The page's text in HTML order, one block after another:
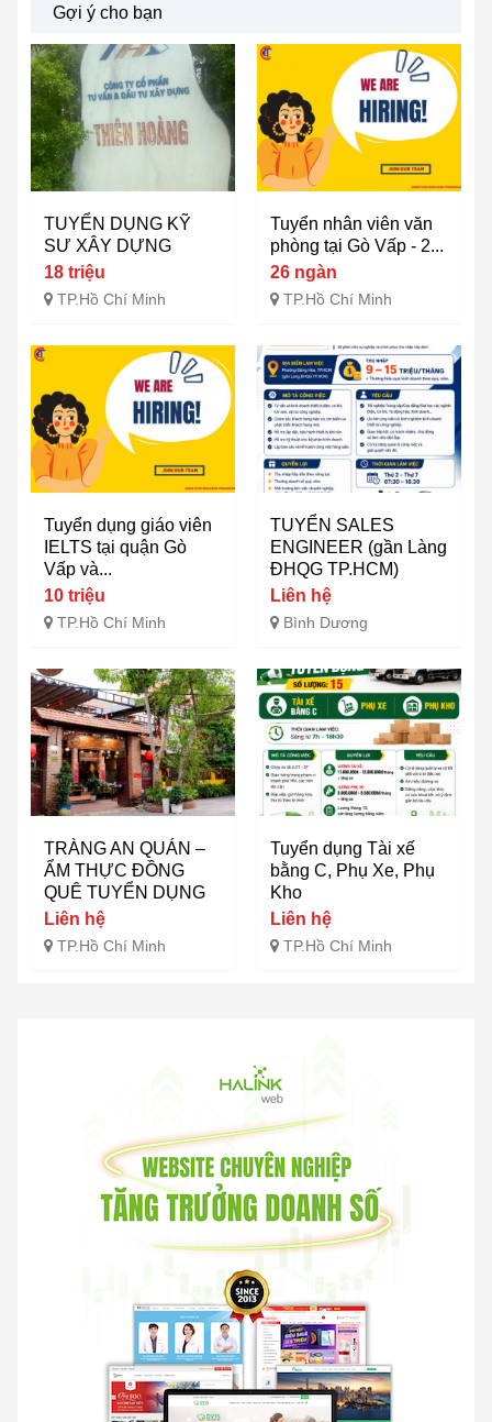
Gợi ý cho bạn
TUYỂN DỤNG KỸ
SƯ XÂY DỰNG
18 triệu
TP.Hồ Chí Minh
Tuyển nhân viên văn
phòng tại Gò Vấp - 2...
26 ngàn
TP.Hồ Chí Minh
Tuyển dụng giáo viên
IELTS tại quận Gò
Vấp và...
10 triệu
TP.Hồ Chí Minh
TUYỂN SALES
ENGINEER (gần Làng
ĐHQG TP.HCM)
Liên hệ
Bình Dương
TRÀNG AN QUÁN –
ẨM THỰC ĐỒNG
QUÊ TUYỂN DỤNG
Liên hệ
TP.Hồ Chí Minh
Tuyển dụng Tài xế
bằng C, Phụ Xe, Phụ
Kho
Liên hệ
TP.Hồ Chí Minh